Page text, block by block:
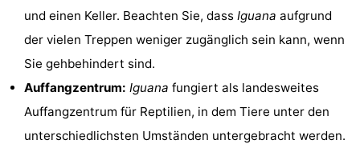
Forum
-
Reisebuchshop
und einen Keller. Beachten Sie, dass Iguana aufgrund
der vielen Treppen weniger zugänglich sein kann, wenn
Sie gehbehindert sind.
Auffangzentrum: Iguana fungiert als landesweites
Auffangzentrum für Reptilien, in dem Tiere unter den
unterschiedlichsten Umständen untergebracht werden.